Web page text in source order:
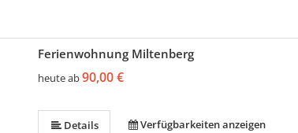
Ferienwohnung Miltenberg
heute ab90,00 €
Details Verfügbarkeiten anzeigen